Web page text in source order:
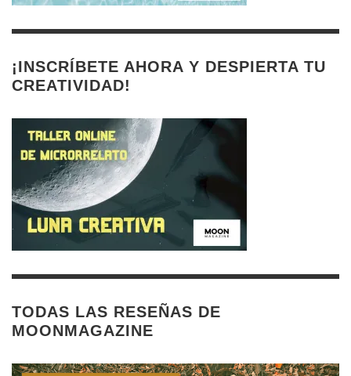
¡INSCRÍBETE AHORA Y DESPIERTA TU
CREATIVIDAD!
TODAS LAS RESEÑAS DE
MOONMAGAZINE